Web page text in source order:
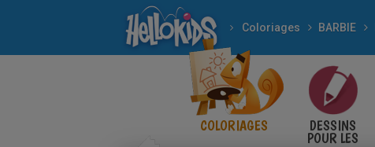
Coloriages BARBIE
COLORIAGES DESSINS
POUR LES